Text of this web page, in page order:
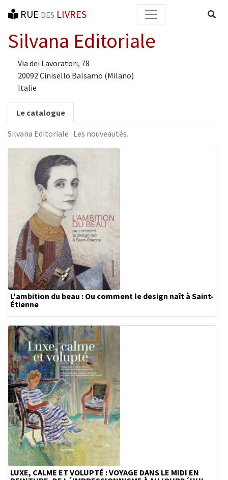
RUE DES LIVRES
Silvana Editoriale
Via dei Lavoratori, 78
20092 Cinisello Balsamo (Milano)
Italie
Le catalogue
Silvana Editoriale : Les nouveautés.
L'ambition du beau : Ou comment le design naît à Saint-
Étienne
LUXE, CALME ET VOLUPTÉ : VOYAGE DANS LE MIDI EN